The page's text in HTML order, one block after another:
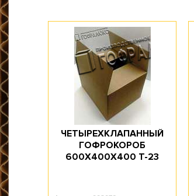
Высота, мм: 700
Объем, л: 172,9
ЧЕТЫРЕХКЛАПАННЫЙ
ГОФРОКОРОБ
600Х400Х400 T-23